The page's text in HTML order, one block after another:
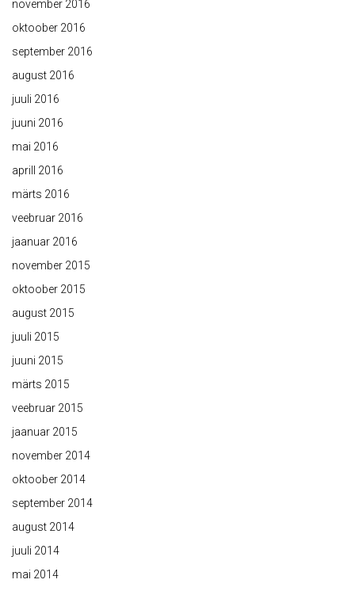
november 2016
oktoober 2016
september 2016
august 2016
juuli 2016
juuni 2016
mai 2016
aprill 2016
märts 2016
veebruar 2016
jaanuar 2016
november 2015
oktoober 2015
august 2015
juuli 2015
juuni 2015
märts 2015
veebruar 2015
jaanuar 2015
november 2014
oktoober 2014
september 2014
august 2014
juuli 2014
mai 2014